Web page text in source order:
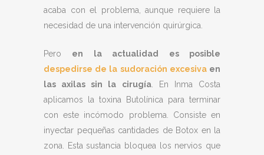
acaba con el problema, aunque requiere la
necesidad de una intervención quirúrgica.
Pero en la actualidad es posible
despedirse de la sudoración excesiva en
las axilas sin la cirugía. En Inma Costa
aplicamos la toxina Butolínica para terminar
con este incómodo problema. Consiste en
inyectar pequeñas cantidades de Botox en la
zona. Esta sustancia bloquea los nervios que